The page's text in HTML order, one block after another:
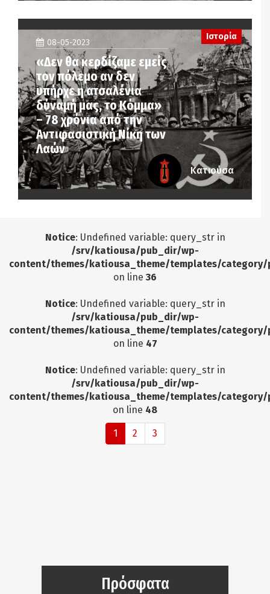
08-05-2023
«Δεν θα κερδίζαμε εμείς
τον πόλεμο αν δεν
υπήρχε η ατσαλένια
δύναμή μας, το Κόμμα»
– 78 χρόνια από την
Αντιφασιστική Νίκη των
Λαών
Ιστορία
Κατιούσα
Notice: Undefined variable: query_str in
/srv/katiousa/pub_dir/wp-
content/themes/katiousa_theme/templates/
on line 36
Notice: Undefined variable: query_str in
/srv/katiousa/pub_dir/wp-
content/themes/katiousa_theme/templates/
on line 47
Notice: Undefined variable: query_str in
/srv/katiousa/pub_dir/wp-
content/themes/katiousa_theme/templates/
on line 48
1 2 3
Πρόσφατα